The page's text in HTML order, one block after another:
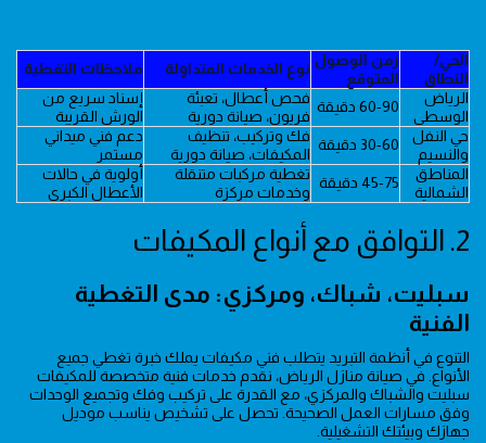
الحي/
النطاق
زمن الوصول
المتوقع
نوع الخدمات المتداولة
ملاحظات التغطية
الرياض
الوسطى
60-90 دقيقة
فحص أعطال، تعبئة
فريون، صيانة دورية
إسناد سريع من
الورش القريبة
حي النفل
والنسيم
30-60 دقيقة
فك وتركيب، تنظيف
المكيفات، صيانة دورية
دعم فني ميداني
مستمر
المناطق
الشمالية
45-75 دقيقة
تغطية مركبات متنقلة
وخدمات مركزة
أولوية في حالات
الأعطال الكبرى
2. التوافق مع أنواع المكيفات
سبليت، شباك، ومركزي: مدى التغطية
الفنية
التنوع في أنظمة التبريد يتطلب فني مكيفات يملك خبرة تغطي جميع
الأنواع. في صيانة منازل الرياض، نقدم خدمات فنية متخصصة للمكيفات
سبليت والشباك والمركزي، مع القدرة على تركيب وفك وتجميع الوحدات
وفق مسارات العمل الصحيحة. تحصل على تشخيص يناسب موديل
جهازك وبيئتك التشغيلية.